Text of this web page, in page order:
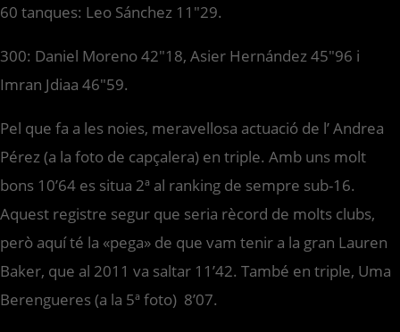
60 tanques: Leo Sánchez 11″29.
300: Daniel Moreno 42″18, Asier Hernández 45″96 i
Imran Jdiaa 46″59.
Pel que fa a les noies, meravellosa actuació de l’ Andrea
Pérez (a la foto de capçalera) en triple. Amb uns molt
bons 10’64 es situa 2ª al ranking de sempre sub-16.
Aquest registre segur que seria rècord de molts clubs,
però aquí té la «pega» de que vam tenir a la gran Lauren
Baker, que al 2011 va saltar 11’42. També en triple, Uma
Berengueres (a la 5ª foto) 8’07.